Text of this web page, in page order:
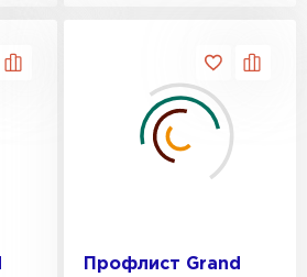
Профлист Grand